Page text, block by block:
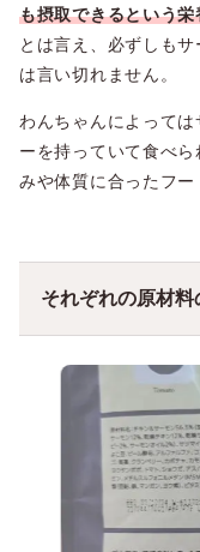
も摂取できるという栄
とは言え、必ずしも
は言い切れません。
わんちゃんによって
ーを持っていて食べ
みや体質に合ったフー
それぞれの原材料